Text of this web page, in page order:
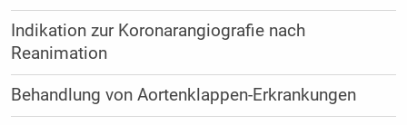
Indikation zur Koronarangiografie nach
Reanimation
Behandlung von Aortenklappen-Erkrankungen